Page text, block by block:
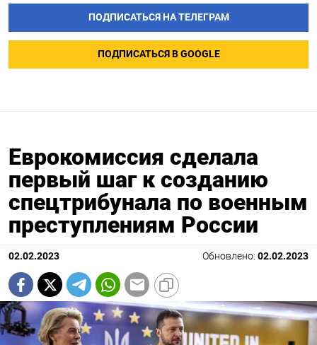
ПОДПИСАТЬСЯ НА ТЕЛЕГРАМ
ПОДПИСАТЬСЯ В GOOGLE
Еврокомиссия сделала
первый шаг к созданию
спецтрибунала по военным
преступлениям России
02.02.2023 Обновлено: 02.02.2023